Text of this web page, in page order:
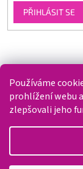
Používáme
prohlížení webu
zlepšovali jeho
PŘIHLÁSIT SE